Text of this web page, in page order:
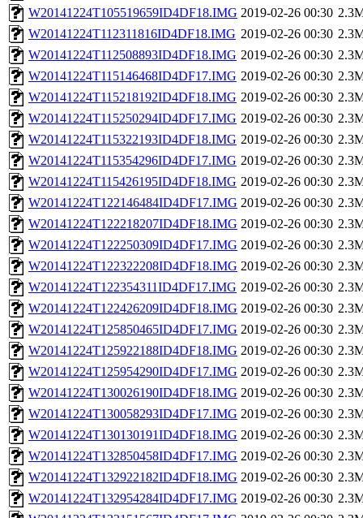
W20141224T105519659ID4DF18.IMG 2019-02-26 00:30
W20141224T112311816ID4DF18.IMG 2019-02-26 00:30
W20141224T112508893ID4DF18.IMG 2019-02-26 00:30
W20141224T115146468ID4DF17.IMG 2019-02-26 00:30
W20141224T115218192ID4DF18.IMG 2019-02-26 00:30
W20141224T115250294ID4DF17.IMG 2019-02-26 00:30
W20141224T115322193ID4DF18.IMG 2019-02-26 00:30
W20141224T115354296ID4DF17.IMG 2019-02-26 00:30
W20141224T115426195ID4DF18.IMG 2019-02-26 00:30
W20141224T122146484ID4DF17.IMG 2019-02-26 00:30
W20141224T122218207ID4DF18.IMG 2019-02-26 00:30
W20141224T122250309ID4DF17.IMG 2019-02-26 00:30
W20141224T122322208ID4DF18.IMG 2019-02-26 00:30
W20141224T122354311ID4DF17.IMG 2019-02-26 00:30
W20141224T122426209ID4DF18.IMG 2019-02-26 00:30
W20141224T125850465ID4DF17.IMG 2019-02-26 00:30
W20141224T125922188ID4DF18.IMG 2019-02-26 00:30
W20141224T125954290ID4DF17.IMG 2019-02-26 00:30
W20141224T130026190ID4DF18.IMG 2019-02-26 00:30
W20141224T130058293ID4DF17.IMG 2019-02-26 00:30
W20141224T130130191ID4DF18.IMG 2019-02-26 00:30
W20141224T132850458ID4DF17.IMG 2019-02-26 00:30
W20141224T132922182ID4DF18.IMG 2019-02-26 00:30
W20141224T132954284ID4DF17.IMG 2019-02-26 00:30